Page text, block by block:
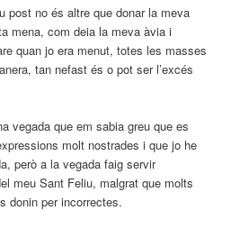
post no és altre que donar la meva
mena, com deia la meva àvia i
quan jo era menut, totes les masses
tan nefast és o pot ser l’excés
vegada que em sabia greu que es
molt nostrades i que jo he
però a la vegada faig servir
meu Sant Feliu, malgrat que molts
donin per incorrectes.